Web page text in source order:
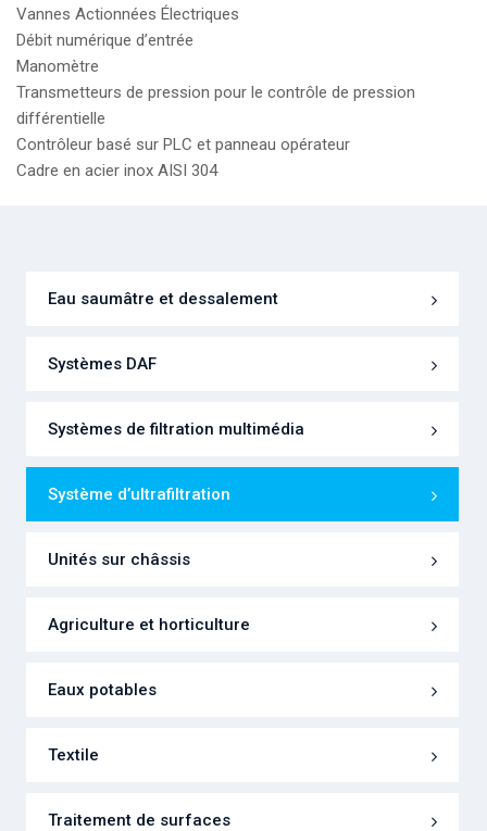
Vannes Actionnées Électriques
Débit numérique d’entrée
Manomètre
Transmetteurs de pression pour le contrôle de pression
différentielle
Contrôleur basé sur PLC et panneau opérateur
Cadre en acier inox AISI 304
Eau saumâtre et dessalement
Systèmes DAF
Systèmes de filtration multimédia
Système d’ultrafiltration
Unités sur châssis
Agriculture et horticulture
Eaux potables
Textile
Traitement de surfaces